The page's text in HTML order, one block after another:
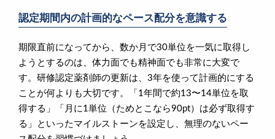
認定期間内の計画的なペース配分を意識する
期限直前になってから、数か月で30単位を一気に取得し
ようとするのは、体力面でも精神面でも非常に大変で
す。研修認定薬剤師の更新は、3年を使って計画的にする
ことが何よりも大切です。「1年間で約13〜14単位を取
得する」「月に1単位（ためとこなら90pt）は必ず取得す
る」といったマイルストーンを設定し、無理のないペー